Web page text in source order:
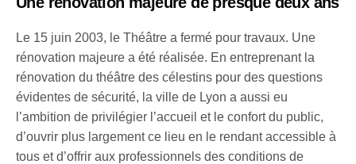
Le 15 juin 2003, le Théâtre a fermé pour travaux. Une
rénovation majeure a été réalisée. En entreprenant la
rénovation du théâtre des célestins pour des questions
évidentes de sécurité, la ville de Lyon a aussi eu
l’ambition de privilégier l’accueil et le confort du public,
d’ouvrir plus largement ce lieu en le rendant accessible à
tous et d’offrir aux professionnels des conditions de